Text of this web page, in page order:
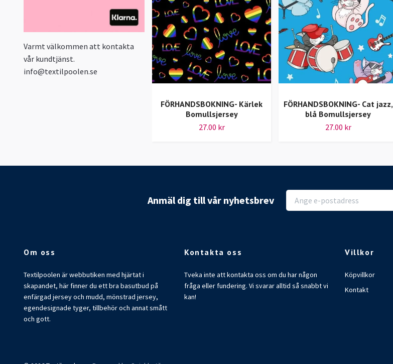
Varmt välkommen att kontakta
vår kundtjänst.
info@textilpoolen.se
FÖRHANDSBOKNING- Kärlek
Bomullsjersey
27.00 kr
FÖRHANDSBOKNING- Cat jazz,
blå Bomullsjersey
27.00 kr
Anmäl dig till vår nyhetsbrev
Om oss
Textilpoolen är webbutiken med hjärtat i
skapandet, här finner du ett bra basutbud på
enfärgad jersey och mudd, mönstrad jersey,
egendesignade tyger, tillbehör och annat smått
och gott.
Kontakta oss
Tveka inte att kontakta oss om du har någon
fråga eller fundering. Vi svarar alltid så snabbt vi
kan!
Villkor
Köpvillkor
Kontakt